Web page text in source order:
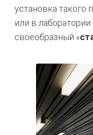
установка такого
или в
своеобразный «